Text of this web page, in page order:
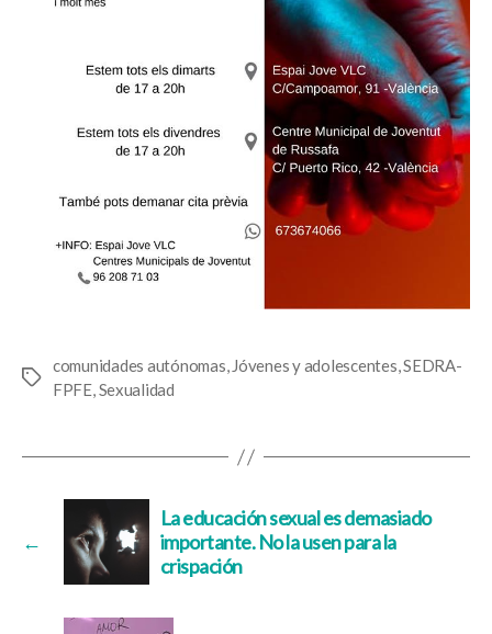
Etiquetas
comunidades autónomas, Jóvenes y adolescentes,SEDRA-
FPFE,Sexualidad
←
La educación sexual es demasiado
importante. No la usen para la
crispación